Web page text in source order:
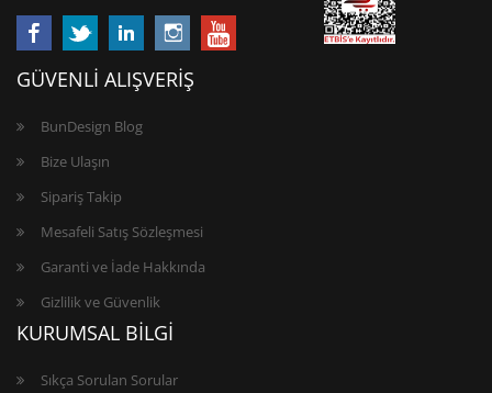
GÜVENLİ ALIŞVERİŞ
BunDesign Blog
Bize Ulaşın
Sipariş Takip
Mesafeli Satış Sözleşmesi
Garanti ve İade Hakkında
Gizlilik ve Güvenlik
KURUMSAL BİLGİ
Sıkça Sorulan Sorular